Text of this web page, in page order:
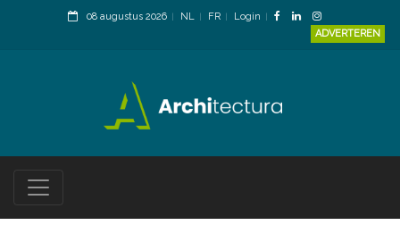
08 augustus 2026 NL FR
Login
ADVERTEREN